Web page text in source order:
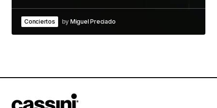
Conciertos by Miguel Preciado